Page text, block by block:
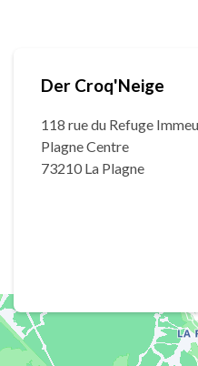
Der Croq'Neige
118 rue du Refuge
Plagne Centre
73210 La Plagne